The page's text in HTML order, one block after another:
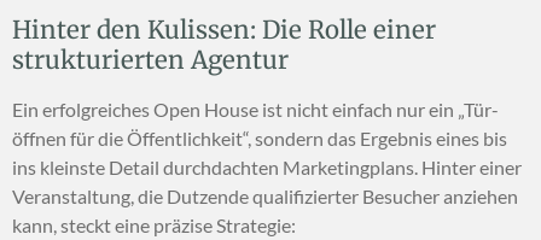
Hinter den Kulissen: Die Rolle einer
strukturierten Agentur
Ein erfolgreiches Open House ist nicht einfach nur ein „Tür-
öffnen für die Öffentlichkeit“, sondern das Ergebnis eines bis
ins kleinste Detail durchdachten Marketingplans. Hinter einer
Veranstaltung, die Dutzende qualifizierter Besucher anziehen
kann, steckt eine präzise Strategie: